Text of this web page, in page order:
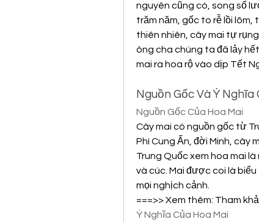
nguyên cũng có, song số
trăm năm, gốc to rễ lồi lõm,
thiên nhiên, cây mai tự
ông cha chúng ta đã lảy
mai ra hoa rộ vào dịp Tết
Nguồn Gốc Và Ý Nghĩa
Nguồn Gốc Của Hoa Mai
Cây mai có nguồn gốc từ
Phí Cung Ấn, đời Minh, cây
Trung Quốc xem hoa mai
và cúc. Mai được coi là
mọi nghịch cảnh.
===>> Xem thêm: Tham
Ý Nghĩa Của Hoa Mai